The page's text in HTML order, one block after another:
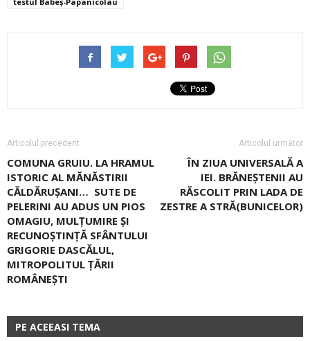
Articolul precedent
COMUNA GRUIU. LA HRAMUL
ISTORIC AL MĂNĂSTIRII
CĂLDĂRUȘANI… SUTE DE
PELERINI AU ADUS UN PIOS
OMAGIU, MULȚUMIRE ȘI
RECUNOȘTINȚĂ SFÂNTULUI
GRIGORIE DASCĂLUL,
MITROPOLITUL ȚĂRII
ROMÂNEȘTI
Articolul următor
ÎN ZIUA UNIVERSALĂ A
IEI. BRĂNEŞTENII AU
RĂSCOLIT PRIN LADA DE
ZESTRE A STRĂ(BUNICELOR)
PE ACEEASI TEMA